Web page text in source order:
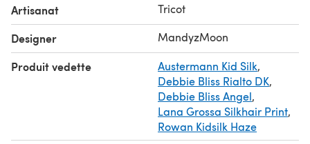
Artisanat Tricot
Designer MandyzMoon
Produit vedette Austermann Kid Silk,
Debbie Bliss Rialto DK,
Debbie Bliss Angel,
Lana Grossa Silkhair Print,
Rowan Kidsilk Haze